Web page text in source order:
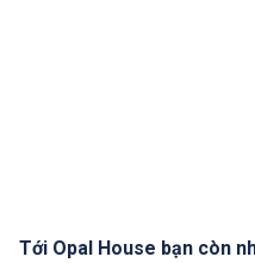
Tới Opal House bạn còn